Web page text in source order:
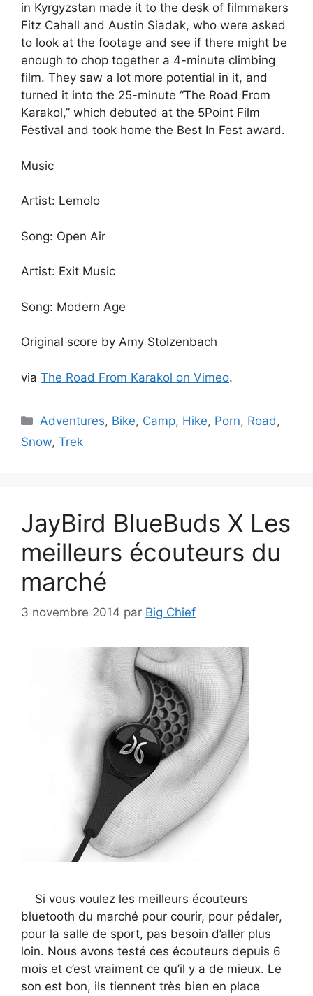
in Kyrgyzstan made it to the desk of filmmakers
Fitz Cahall and Austin Siadak, who were asked
to look at the footage and see if there might be
enough to chop together a 4-minute climbing
film. They saw a lot more potential in it, and
turned it into the 25-minute “The Road From
Karakol,” which debuted at the 5Point Film
Festival and took home the Best In Fest award.
Music
Artist: Lemolo
Song: Open Air
Artist: Exit Music
Song: Modern Age
Original score by Amy Stolzenbach
via The Road From Karakol on Vimeo.
Catégories
Adventures, Bike, Camp, Hike, Porn, Road ,
Snow, Trek
JayBird BlueBuds X Les
meilleurs écouteurs du
marché
3 novembre 2014 par Big Chief
Si vous voulez les meilleurs écouteurs
bluetooth du marché pour courir, pour pédaler,
pour la salle de sport, pas besoin d’aller plus
loin. Nous avons testé ces écouteurs depuis 6
mois et c’est vraiment ce qu’il y a de mieux. Le
son est bon, ils tiennent très bien en place